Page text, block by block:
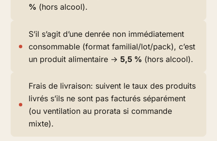
% (hors alcool).
S’il s’agit d’une denrée non immédiatement
consommable (format familial/lot/pack), c’est
un produit alimentaire →5,5 % (hors alcool).
Frais de livraison: suivent le taux des produits
livrés s’ils ne sont pas facturés séparément
(ou ventilation au prorata si commande
mixte).